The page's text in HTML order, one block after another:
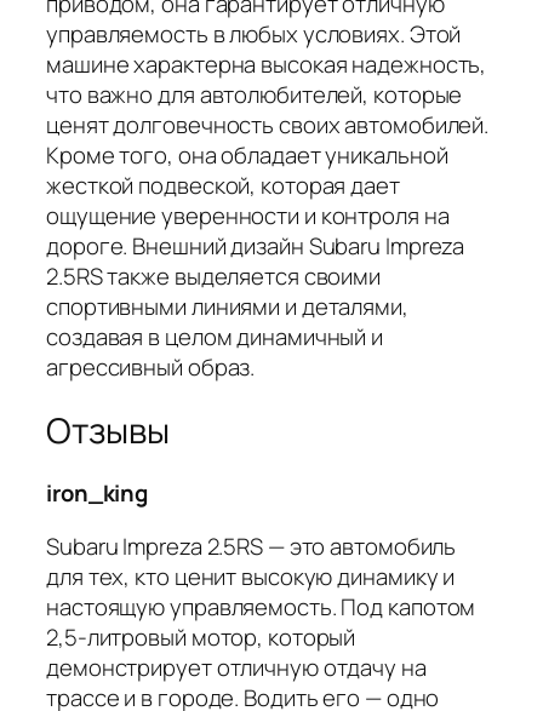
управляемость в любых условиях. Этой
машине характерна высокая надежность,
что важно для автолюбителей, которые
ценят долговечность своих автомобилей.
Кроме того, она обладает уникальной
жесткой подвеской, которая дает
ощущение уверенности и контроля на
дороге. Внешний дизайн Subaru Impreza
2.5RS также выделяется своими
спортивными линиями и деталями,
создавая в целом динамичный и
агрессивный образ.
Отзывы
iron_king
Subaru Impreza 2.5RS — это автомобиль
для тех, кто ценит высокую динамику и
настоящую управляемость. Под капотом
2,5-литровый мотор, который
демонстрирует отличную отдачу на
трассе и в городе. Водить его — одно